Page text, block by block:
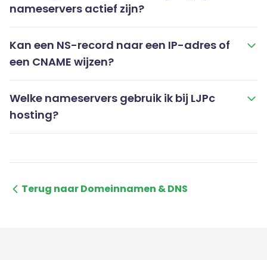
nameservers actief zijn?
Kan een NS-record naar een IP-adres of
een CNAME wijzen?
Welke nameservers gebruik ik bij LJPc
hosting?
Terug naar Domeinnamen & DNS